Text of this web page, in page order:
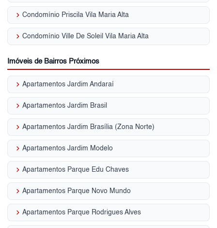
keyboard_arrow_right Condomínio Priscila Vila Maria Alta
keyboard_arrow_right Condomínio Ville De Soleil Vila Maria Alta
Imóveis de Bairros Próximos
keyboard_arrow_right Apartamentos Jardim Andaraí
keyboard_arrow_right Apartamentos Jardim Brasil
keyboard_arrow_right Apartamentos Jardim Brasília (Zona Norte)
keyboard_arrow_right Apartamentos Jardim Modelo
keyboard_arrow_right Apartamentos Parque Edu Chaves
keyboard_arrow_right Apartamentos Parque Novo Mundo
keyboard_arrow_right Apartamentos Parque Rodrigues Alves